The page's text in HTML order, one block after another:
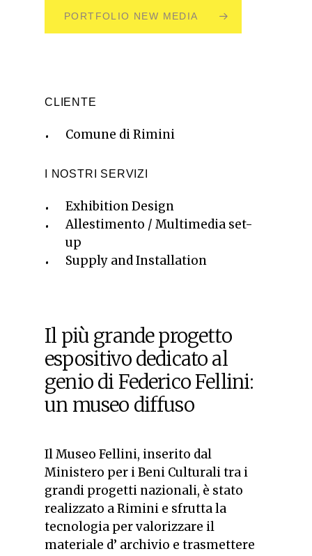
PORTFOLIO NEW MEDIA
CLIENTE
Comune di Rimini
I NOSTRI SERVIZI
Exhibition Design
Allestimento / Multimedia set-
up
Supply and Installation
Il più grande progetto
espositivo dedicato al
genio di Federico Fellini:
un museo diffuso
Il Museo Fellini, inserito dal
Ministero per i Beni Culturali tra i
grandi progetti nazionali, è stato
realizzato a Rimini e sfrutta la
tecnologia per valorizzare il
materiale d’ archivio e trasmettere